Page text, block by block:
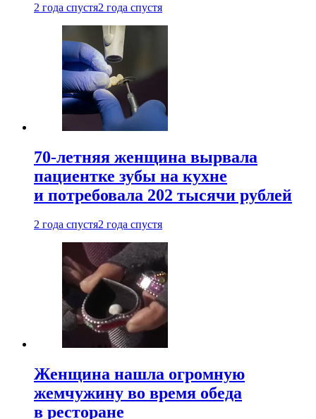
2 года спустя2 года спустя
70-летняя женщина вырвала
пациентке зубы на кухне
и потребовала 202 тысячи рублей
2 года спустя2 года спустя
Женщина нашла огромную
жемчужину во время обеда
в ресторане